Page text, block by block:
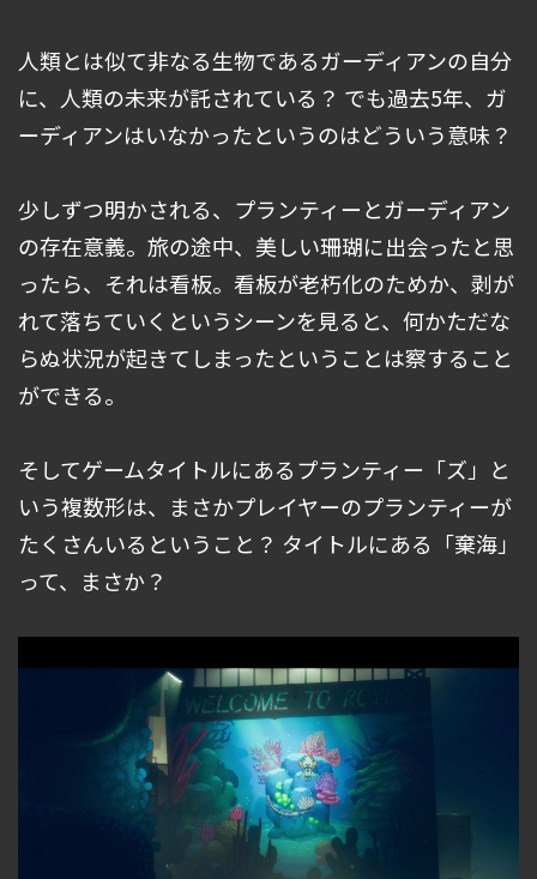
人類とは似て非なる生物であるガーディアンの自分
に、人類の未来が託されている？ でも過去5年、ガ
ーディアンはいなかったというのはどういう意味？
少しずつ明かされる、プランティーとガーディアン
の存在意義。旅の途中、美しい珊瑚に出会ったと思
ったら、それは看板。看板が老朽化のためか、剥が
れて落ちていくというシーンを見ると、何かただな
らぬ状況が起きてしまったということは察すること
ができる。
そしてゲームタイトルにあるプランティー「ズ」と
いう複数形は、まさかプレイヤーのプランティーが
たくさんいるということ？ タイトルにある「棄海」
って、まさか？